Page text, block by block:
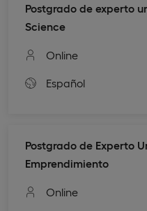
Postgrado de experto
Science
Online
Español
Postgrado de Experto
Emprendimiento
Online